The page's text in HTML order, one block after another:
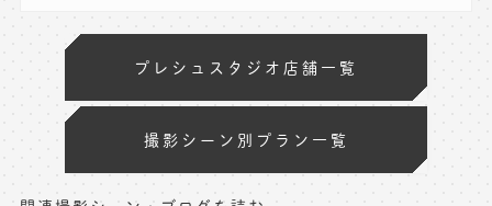
プレシュスタジオ店舗一覧
撮影シーン別プラン一覧